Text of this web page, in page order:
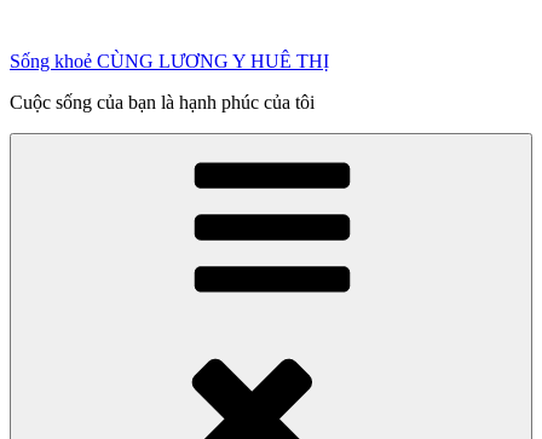
phần
dung
Sống khoẻ CÙNG LƯƠNG Y HUÊ THỊ
Cuộc sống của bạn là hạnh phúc của tôi